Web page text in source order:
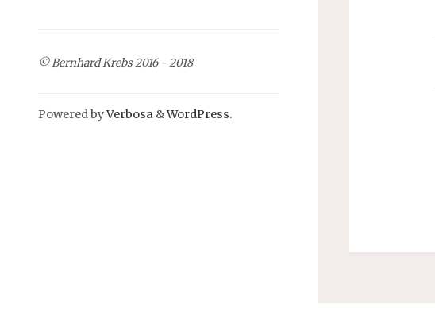
© Bernhard Krebs 2016 - 2018
Powered byVerbosa &WordPress.